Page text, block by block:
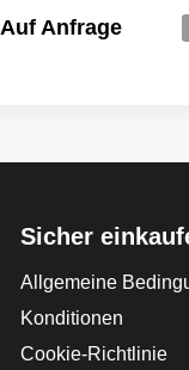
Auf Anfrage
Sicher
Allgemeine
Konditionen
Cookie-Richtlinie